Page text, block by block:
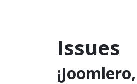
Issues